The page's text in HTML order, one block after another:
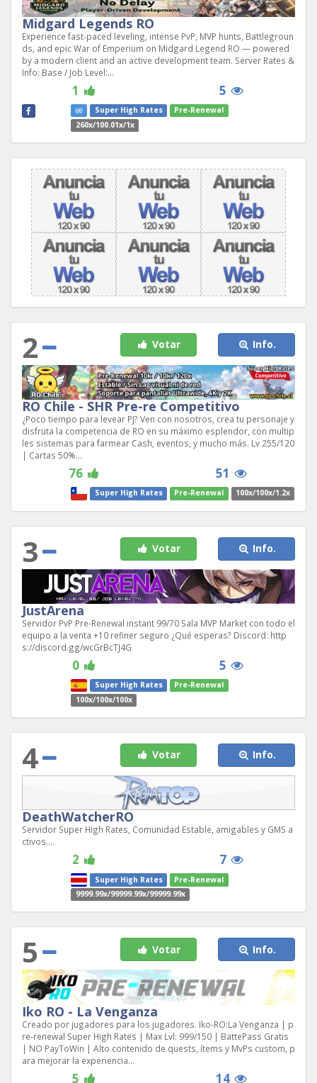
Midgard Legends RO
Experience fast-paced leveling, intense PvP, MVP hunts, Battlegroun
ds, and epic War of Emperium on Midgard Legend RO — powered
by a modern client and an active development team. Server Rates &
Info: Base / Job Level:...
1 5
Super High Rates
Pre-Renewal
260x/100.01x/1x
2 Votar Info.
RO Chile - SHR Pre-re Competitivo
¿Poco tiempo para levear PJ? Ven con nosotros, crea tu personaje y
disfruta la competencia de RO en su máximo esplendor, con multip
les sistemas para farmear Cash, eventos, y mucho más. Lv 255/120
| Cartas 50%...
76 51
Super High Rates Pre-Renewal 100x/100x/1.2x
3 Votar Info.
JustArena
Servidor PvP Pre-Renewal instant 99/70 Sala MVP Market con todo el
equipo a la venta +10 refiner seguro ¿Qué esperas? Discord: http
s://discord.gg/wcGrBcTJ4G
0 5
Super High Rates
Pre-Renewal
100x/100x/100x
4 Votar Info.
DeathWatcherRO
Servidor Super High Rates, Comunidad Estable, amigables y GMS a
ctivos....
2 7
Super High Rates
Pre-Renewal
9999.99x/99999.99x/99999.99x
5 Votar Info.
Iko RO - La Venganza
Creado por jugadores para los jugadores. Iko-RO:La Venganza | p
re-renewal Super High Rates | Max Lvl: 999/150 | BattePass Gratis
| NO PayToWin | Alto contenido de quests, ítems y MvPs custom, p
ara mejorar la experiencia...
5 14